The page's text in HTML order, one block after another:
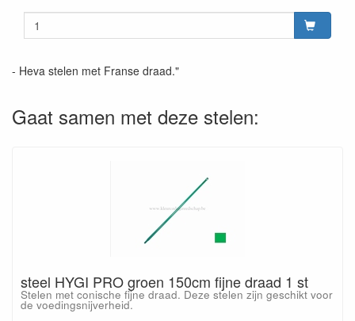
- Heva stelen met Franse draad."
Gaat samen met deze stelen:
steel HYGI PRO groen 150cm fijne draad 1 st
Stelen met conische fijne draad. Deze stelen zijn geschikt voor
de voedingsnijverheid.